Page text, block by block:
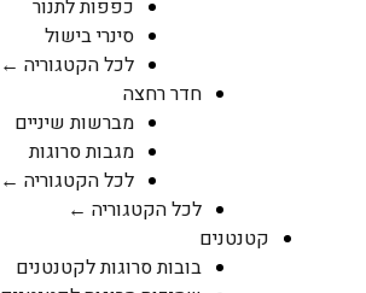
כפפות לתנור
סינרי בישול
לכל הקטגוריה ←
חדר רחצה
מברשות שיניים
מגבות סרוגות
לכל הקטגוריה ←
לכל הקטגוריה ←
קטנטנים
בובות סרוגות לקטנטנים